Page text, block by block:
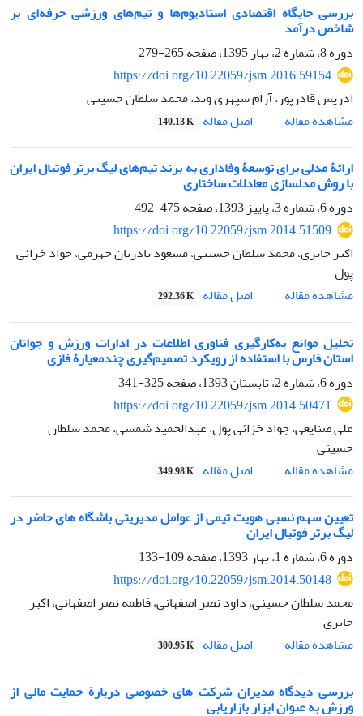
بررسی جایگاه اقتصادی استادیوم‌ها و تیم‌های ورزشی حرفه‌ای بر
شاخص درآمد
دوره 8، شماره 2، بهار 1395، صفحه
265-279
https://doi.org/10.22059/jsm.2016.59154
ادریس قادرپور، آرام سپهری وند، محمد سلطان حسینی
مشاهده مقاله
اصل مقاله 140.13 K
ارائۀ مدلی برای توسعۀ وفاداری به برند تیم‌های لیگ برتر فوتبال ایران
با روش مدلسازی معادلات ساختاری
دوره 6، شماره 3، پاییز 1393، صفحه
475-492
https://doi.org/10.22059/jsm.2014.51509
اکبر جابری، محمد سلطان حسینی، مسعود نادریان جهرمی، جواد خزائی
پول
مشاهده مقاله
اصل مقاله 292.36 K
تحلیل موانع به‌کارگیری فناوری اطلاعات در ادارات ورزش و جوانان
استان فارس با استفاده از رویکرد تصمیم‌گیری چندمعیارۀ فازی
دوره 6، شماره 2، تابستان 1393، صفحه
325-341
https://doi.org/10.22059/jsm.2014.50471
علی صنایعی، جواد خزائی پول، عبدالحمید شمسی، محمد سلطان
حسینی
مشاهده مقاله
اصل مقاله 349.98 K
تعیین سهم نسبی هویت تیمی از عوامل مدیریتی باشگاه های حاضر در
لیگ برتر فوتبال ایران
دوره 6، شماره 1، بهار 1393، صفحه
109-133
https://doi.org/10.22059/jsm.2014.50148
محمد سلطان حسینی، داود نصر اصفهانی، فاطمه نصر اصفهانی، اکبر
جابری
مشاهده مقاله
اصل مقاله 300.95 K
بررسی دیدگاه مدیران شرکت های خصوصی دربارة حمایت مالی از
ورزش به عنوان ابزار بازاریابی